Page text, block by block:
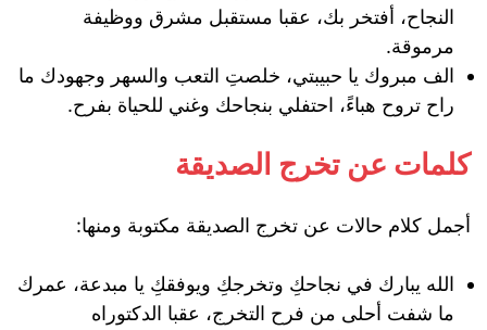
النجاح، أفتخر بك، عقبا مستقبل مشرق ووظيفة
مرموقة.
الف مبروك يا حبيبتي، خلصتِ التعب والسهر وجهودك ما
راح تروح هباءً، احتفلي بنجاحك وغني للحياة بفرح.
كلمات عن تخرج الصديقة
أجمل كلام حالات عن تخرج الصديقة مكتوبة ومنها:
الله يبارك في نجاحكِ وتخرجكِ ويوفقكِ يا مبدعة، عمرك
ما شفت أحلى من فرح التخرج، عقبا الدكتوراه